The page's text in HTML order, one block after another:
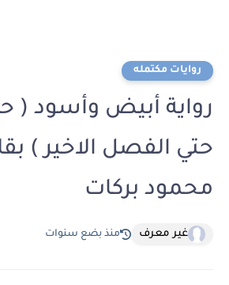
روايات مكتمله
رواية أبيض وأسود (
حتي الفصل الاخير )
محمود بركات
غير معرف منذ بضع سنوات